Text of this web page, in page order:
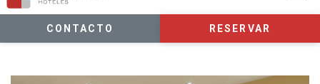
CONTACTO RESERVAR